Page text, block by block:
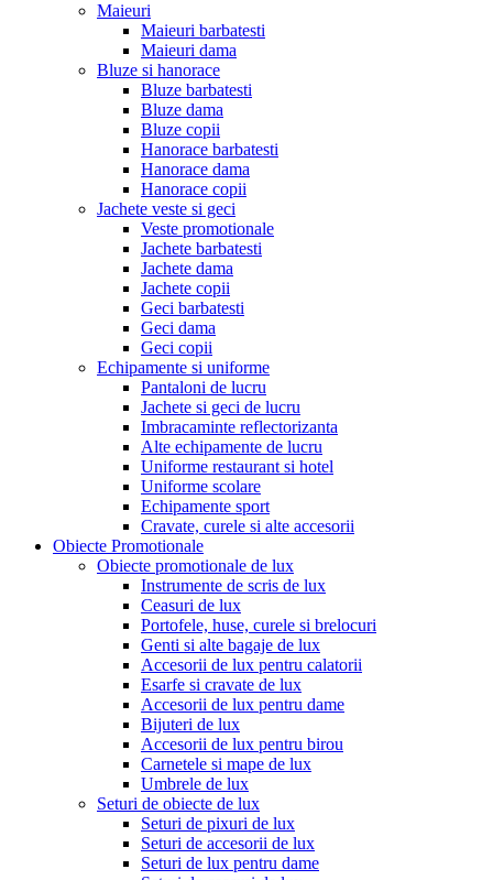
Maieuri
Maieuri barbatesti
Maieuri dama
Bluze si hanorace
Bluze barbatesti
Bluze dama
Bluze copii
Hanorace barbatesti
Hanorace dama
Hanorace copii
Jachete veste si geci
Veste promotionale
Jachete barbatesti
Jachete dama
Jachete copii
Geci barbatesti
Geci dama
Geci copii
Echipamente si uniforme
Pantaloni de lucru
Jachete si geci de lucru
Imbracaminte reflectorizanta
Alte echipamente de lucru
Uniforme restaurant si hotel
Uniforme scolare
Echipamente sport
Cravate, curele si alte accesorii
Obiecte Promotionale
Obiecte promotionale de lux
Instrumente de scris de lux
Ceasuri de lux
Portofele, huse, curele si brelocuri
Genti si alte bagaje de lux
Accesorii de lux pentru calatorii
Esarfe si cravate de lux
Accesorii de lux pentru dame
Bijuteri de lux
Accesorii de lux pentru birou
Carnetele si mape de lux
Umbrele de lux
Seturi de obiecte de lux
Seturi de pixuri de lux
Seturi de accesorii de lux
Seturi de lux pentru dame